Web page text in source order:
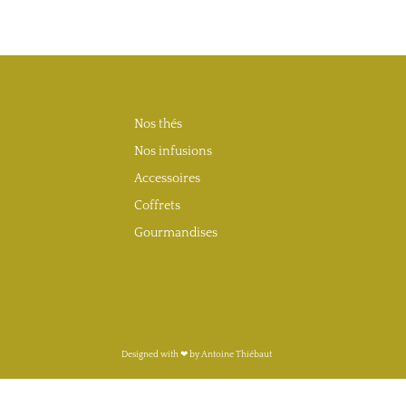
Nos thés
Nos infusions
Accessoires
Coffrets
Gourmandises
Designed with ❤︎ by Antoine Thiébaut